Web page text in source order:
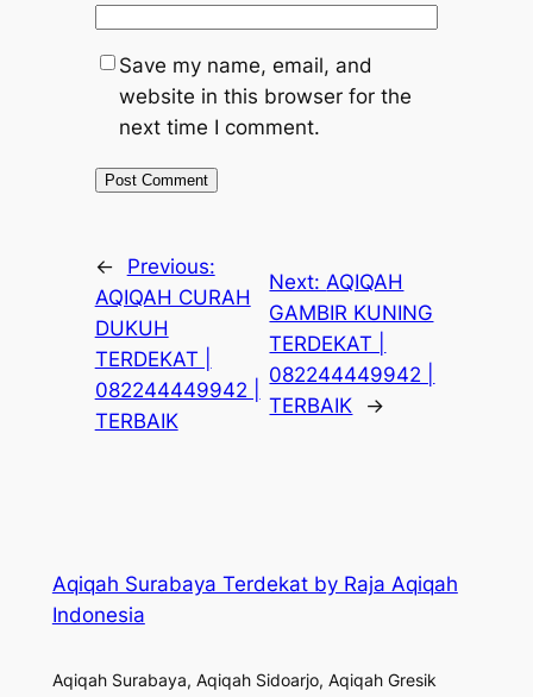
Save my name, email, and
website in this browser for the
next time I comment.
←
Previous:
AQIQAH CURAH
DUKUH
TERDEKAT |
082244449942 |
TERBAIK
Next: AQIQAH
GAMBIR KUNING
TERDEKAT |
082244449942 |
TERBAIK
→
Aqiqah Surabaya Terdekat by Raja Aqiqah
Indonesia
Aqiqah Surabaya, Aqiqah Sidoarjo, Aqiqah Gresik